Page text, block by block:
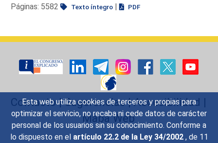
Esta web utiliza cookies de terceros y propias para
optimizar el servicio, no recaba ni cede datos de carácter
personal de los usuarios sin su conocimiento. Conforme a
lo dispuesto en el artículo 22.2 de la Ley 34/2002 , de 11
Páginas: 5582
Texto íntegro | PDF
Contacto|Sugerencias|Accesibilidad |
Mapa Web